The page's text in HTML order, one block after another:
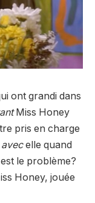
ont grandi dans
Miss Honey
pris en charge
avecelle quand
le problème?
Honey, jouée